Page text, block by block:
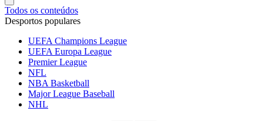
Todos os conteúdos
Desportos populares
UEFA Champions League
UEFA Europa League
Premier League
NFL
NBA Basketball
Major League Baseball
NHL